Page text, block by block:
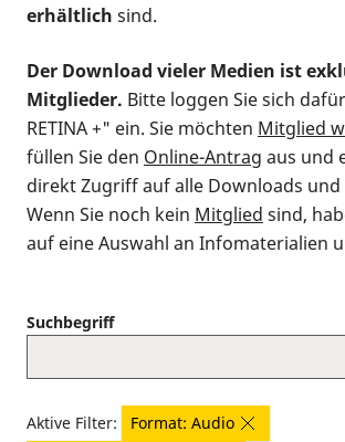
erhältlich sind.
Der Download vieler Medien ist
Mitglieder. Bitte loggen Sie sich
RETINA +" ein. Sie möchten Mitglied
füllen Sie den Online-Antrag aus und
direkt Zugriff auf alle Downloads
Wenn Sie noch kein Mitglied sind,
auf eine Auswahl an Infomaterialien
Suchbegriff
Aktive Filter:
Format: Audio